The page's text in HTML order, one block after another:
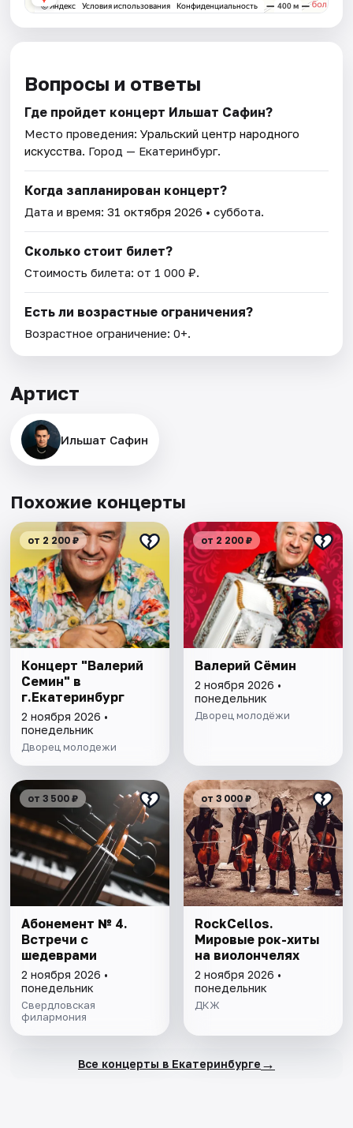
Вопросы и ответы
Где пройдет концерт Ильшат Сафин?
Место проведения:Уральский центр народного
искусства. Город — Екатеринбург.
Когда запланирован концерт?
Дата и время:31 октября 2026 • суббота.
Сколько стоит билет?
Стоимость билета: от 1 000 ₽.
Есть ли возрастные ограничения?
Возрастное ограничение: 0+.
Артист
Ильшат Сафин
Похожие концерты
от 2 200 ₽
Концерт "Валерий
Семин" в
г.Екатеринбург
2 ноября 2026 •
понедельник
Дворец молодежи
от 2 200 ₽
Валерий Сёмин
2 ноября 2026 •
понедельник
Дворец молодёжи
от 3 500 ₽
Абонемент № 4.
Встречи с
шедеврами
2 ноября 2026 •
понедельник
Свердловская
филармония
от 3 000 ₽
RockCellos.
Мировые рок-хиты
на виолончелях
2 ноября 2026 •
понедельник
ДКЖ
Все концерты в Екатеринбурге →